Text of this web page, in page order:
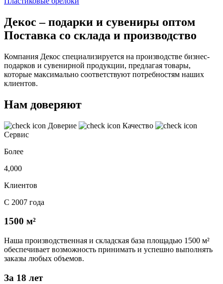
Декос – подарки и сувениры оптом
Поставка со склада и производство
Компания Декос специализируется на производстве бизнес-
подарков и сувенирной продукции, предлагая товары,
которые максимально соответствуют потребностям наших
клиентов.
Нам доверяют
Доверие
Качество
Сервис
Более
4,000
Клиентов
С 2007 года
1500 м²
Наша производственная и складская база площадью 1500 м²
обеспечивает возможность принимать и успешно выполнять
заказы любых объемов.
За 18 лет